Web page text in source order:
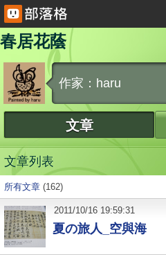
春居花蔭
作家：haru
文章
文章列表
所有文章 (162)
夏の旅人_空與海
2011/10/16 19:59:31